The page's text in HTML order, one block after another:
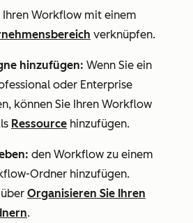
Ihren Workflow mit einem
verknüpfen.
hinzufügen: Wenn Sie ein
oder Enterprise
können Sie Ihren Workflow
Ressource hinzufügen.
den Workflow zu einem
Ordner hinzufügen.
Organisieren Sie Ihren
.